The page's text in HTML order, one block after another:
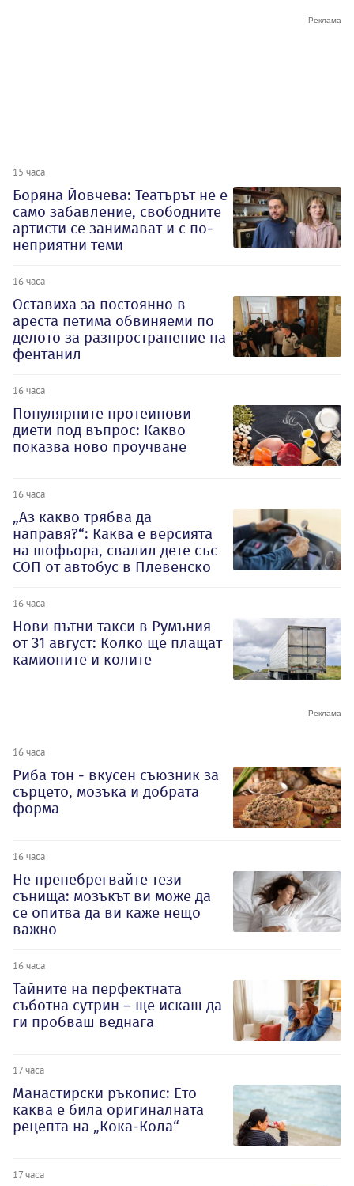
15 часа
Боряна Йовчева: Театърът не е
само забавление, свободните
артисти се занимават и с по-
неприятни теми
16 часа
Оставиха за постоянно в
ареста петима обвиняеми по
делото за разпространение на
фентанил
16 часа
Популярните протеинови
диети под въпрос: Какво
показва ново проучване
16 часа
„Аз какво трябва да
направя?“: Каква е версията
на шофьора, свалил дете със
СОП от автобус в Плевенско
16 часа
Нови пътни такси в Румъния
от 31 август: Колко ще плащат
камионите и колите
16 часа
Риба тон - вкусен съюзник за
сърцето, мозъка и добрата
форма
16 часа
Не пренебрегвайте тези
сънища: мозъкът ви може да
се опитва да ви каже нещо
важно
16 часа
Тайните на перфектната
съботна сутрин – ще искаш да
ги пробваш веднага
17 часа
Манастирски ръкопис: Ето
каква е била оригиналната
рецепта на „Кока-Кола“
17 часа